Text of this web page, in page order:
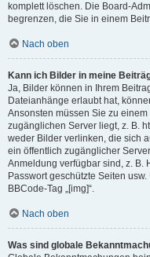
komplett löschen. Die Board-
begrenzen, die Sie in einem
Nach oben
Kann ich Bilder in meine
Ja, Bilder können in Ihrem
Dateianhänge erlaubt hat,
Ansonsten müssen Sie zu
zugänglichen Server liegt, z. B.
weder Bilder verlinken, die sich
ein öffentlich zugänglicher
Anmeldung verfügbar sind, z. B.
Passwort geschützte Seiten
BBCode-Tag „[img]“.
Nach oben
Was sind globale